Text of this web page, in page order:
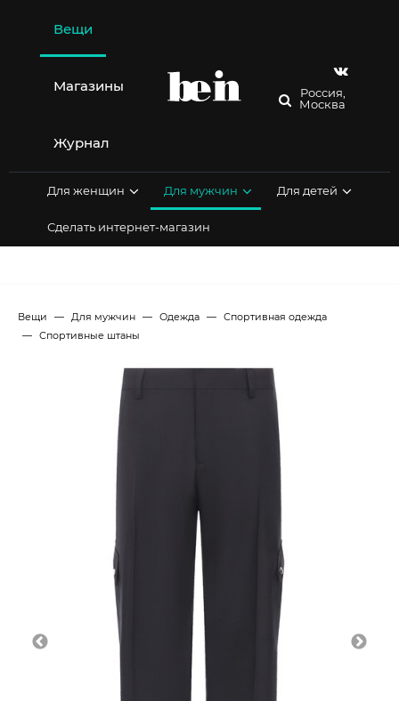
содержимому
Вещи
Магазины
Журнал
Россия,
Москва
Для женщин Для мужчин Для детей
Сделать интернет-магазин
Вещи Для мужчин Одежда
Спортивная одежда
Спортивные штаны